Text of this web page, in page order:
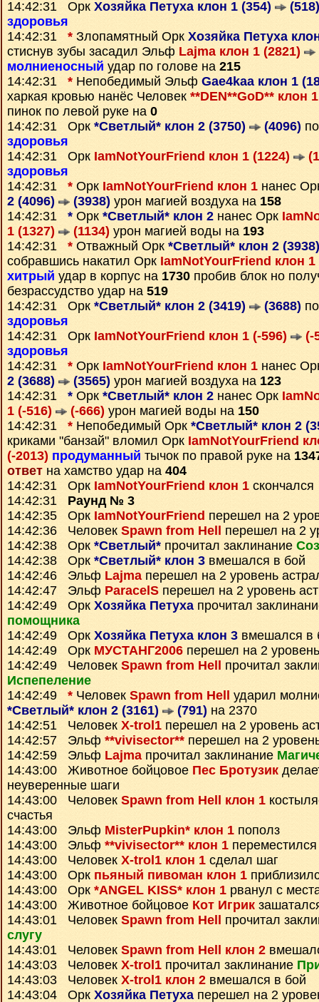
14:42:31 Орк Хозяйка Петуха клон 1 (354)
(518)
здоровья
14:42:31 * Злопамятный Орк Хозяйка Петуха
стиснув зубы засадил Эльф Lajma клон 1 (2821)
молниеносный удар по голове на 215
14:42:31 * Непобедимый Эльф Gae4kaa клон 1
харкая кровью нанёс Человек **DEN**GoD** клон
пинок по левой руке на 0
14:42:31 Орк *Светлый* клон 2 (3750) (4096)
здоровья
14:42:31 Орк IamNotYourFriend клон 1 (1224)
здоровья
14:42:31 * Орк IamNotYourFriend клон 1 нанес
2 (4096)
(3938) урон магией воздуха на 158
14:42:31 * Орк *Светлый* клон 2 нанес Орк
1 (1327)
(1134) урон магией воды на 193
14:42:31 * Отважный Орк *Светлый* клон 2
собравшись накатил Орк IamNotYourFriend клон
хитрый удар в корпус на 1730 пробив блок но
безрассудство удар на 519
14:42:31 Орк *Светлый* клон 2 (3419) (3688)
здоровья
14:42:31 Орк IamNotYourFriend клон 1 (-596)
(-
здоровья
14:42:31 * Орк IamNotYourFriend клон 1 нанес
2 (3688)
(3565) урон магией воздуха на 123
14:42:31 * Орк *Светлый* клон 2 нанес Орк
1 (-516)
(-666) урон магией воды на 150
14:42:31 * Непобедимый Орк *Светлый* клон 2
криками "банзай" вломил Орк IamNotYourFriend
(-2013) продуманный тычок по правой руке на
ответ на хамство удар на 404
14:42:31 Орк IamNotYourFriend клон 1 скончался
14:42:31 Раунд № 3
14:42:35 Орк IamNotYourFriend перешел на 2
14:42:36 Человек Spawn from Hell
перешел на 2
14:42:38 Орк *Светлый* прочитал заклинание
14:42:38 Орк *Светлый* клон 3 вмешался в бой
14:42:46 Эльф Lajmaперешел на 2 уровень
14:42:47 Эльф ParacelS перешел на 2 уровень
14:42:49 Орк Хозяйка Петуха прочитал
помощника
14:42:49 Орк Хозяйка Петуха клон 3 вмешался в
14:42:49 Орк МУСТАНГ2006 перешел на 2
14:42:49 Человек Spawn from Hell
прочитал
Испепеление
14:42:49 * Человек Spawn from Hell
ударил
*Светлый* клон 2 (3161)
(791) на 2370
14:42:51 Человек X-trol1 перешел на 2 уровень
14:42:57 Эльф **vivisector** перешел на 2
14:42:59 Эльф Lajmaпрочитал заклинание
14:43:00 Животное бойцовое Пес Бротузик
неуверенные шаги
14:43:00 Человек Spawn from Hell клон 1
счастья
14:43:00 Эльф MisterPupkin* клон 1 пополз
14:43:00 Эльф **vivisector** клон 1 переместился
14:43:00 Человек X-trol1 клон 1 сделал шаг
14:43:00 Орк пьяный пивоман клон 1
14:43:00 Орк *ANGEL KISS* клон 1 рванул с
14:43:00 Животное бойцовое Кот Игрик
14:43:01 Человек Spawn from Hell
прочитал
слугу
14:43:01 Человек Spawn from Hell клон 2
14:43:03 Человек X-trol1 прочитал заклинание
14:43:03 Человек X-trol1 клон 2 вмешался в бой
14:43:04 Орк Хозяйка Петухаперешел на 2